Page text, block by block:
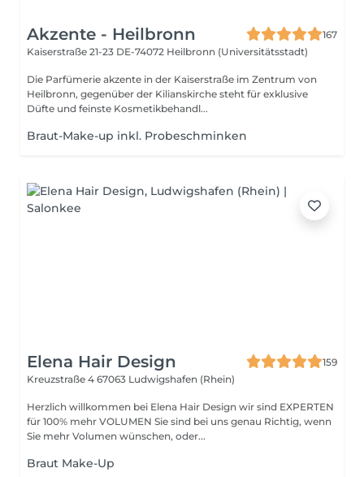
Akzente - Heilbronn
167
Kaiserstraße 21-23 DE-74072 Heilbronn (Universitätsstadt)
Die Parfümerie akzente in der Kaiserstraße im Zentrum von
Heilbronn, gegenüber der Kilianskirche steht für exklusive
Düfte und feinste Kosmetikbehandl...
Braut-Make-up inkl. Probeschminken
Elena Hair Design
159
Kreuzstraße 4 67063 Ludwigshafen (Rhein)
Herzlich willkommen bei Elena Hair Design wir sind EXPERTEN
für 100% mehr VOLUMEN Sie sind bei uns genau Richtig, wenn
Sie mehr Volumen wünschen, oder...
Braut Make-Up